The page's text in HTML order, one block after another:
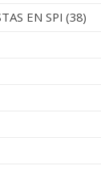
EN SPI (38)